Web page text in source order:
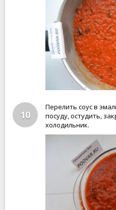
10
Перелить соус в
посуду, остудить,
холодильник.